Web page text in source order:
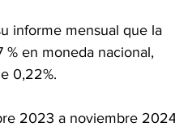
informe mensual que la
en moneda nacional,
0,22%.
2023 a noviembre